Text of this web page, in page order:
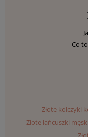
Co
Złote kolczyki
Złote łańcuszki